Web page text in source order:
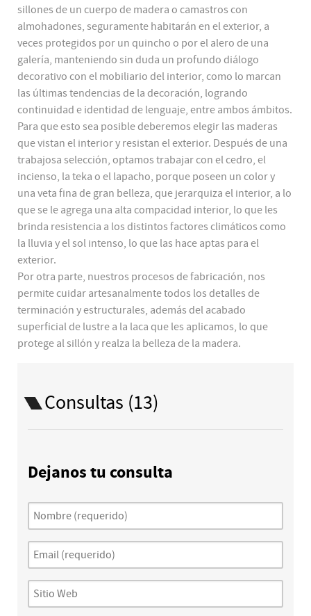
sillones de un cuerpo de madera o camastros con
almohadones, seguramente habitarán en el exterior, a
veces protegidos por un quincho o por el alero de una
galería, manteniendo sin duda un profundo diálogo
decorativo con el mobiliario del interior, como lo marcan
las últimas tendencias de la decoración, logrando
continuidad e identidad de lenguaje, entre ambos ámbitos.
Para que esto sea posible deberemos elegir las maderas
que vistan el interior y resistan el exterior. Después de una
trabajosa selección, optamos trabajar con el cedro, el
incienso, la teka o el lapacho, porque poseen un color y
una veta fina de gran belleza, que jerarquiza el interior, a lo
que se le agrega una alta compacidad interior, lo que les
brinda resistencia a los distintos factores climáticos como
la lluvia y el sol intenso, lo que las hace aptas para el
exterior.
Por otra parte, nuestros procesos de fabricación, nos
permite cuidar artesanalmente todos los detalles de
terminación y estructurales, además del acabado
superficial de lustre a la laca que les aplicamos, lo que
protege al sillón y realza la belleza de la madera.
Consultas (13)
Dejanos tu consulta